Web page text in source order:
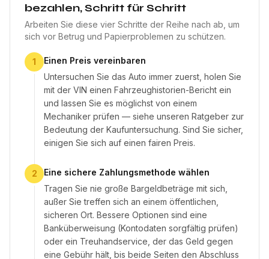
bezahlen, Schritt für Schritt
Arbeiten Sie diese vier Schritte der Reihe nach ab, um
sich vor Betrug und Papierproblemen zu schützen.
1
Einen Preis vereinbaren
Untersuchen Sie das Auto immer zuerst, holen Sie
mit der VIN einen Fahrzeughistorien-Bericht ein
und lassen Sie es möglichst von einem
Mechaniker prüfen — siehe unseren Ratgeber zur
Bedeutung der Kaufuntersuchung. Sind Sie sicher,
einigen Sie sich auf einen fairen Preis.
2
Eine sichere Zahlungsmethode wählen
Tragen Sie nie große Bargeldbeträge mit sich,
außer Sie treffen sich an einem öffentlichen,
sicheren Ort. Bessere Optionen sind eine
Banküberweisung (Kontodaten sorgfältig prüfen)
oder ein Treuhandservice, der das Geld gegen
eine Gebühr hält, bis beide Seiten den Abschluss